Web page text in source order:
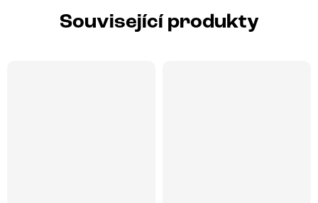
Související produkty